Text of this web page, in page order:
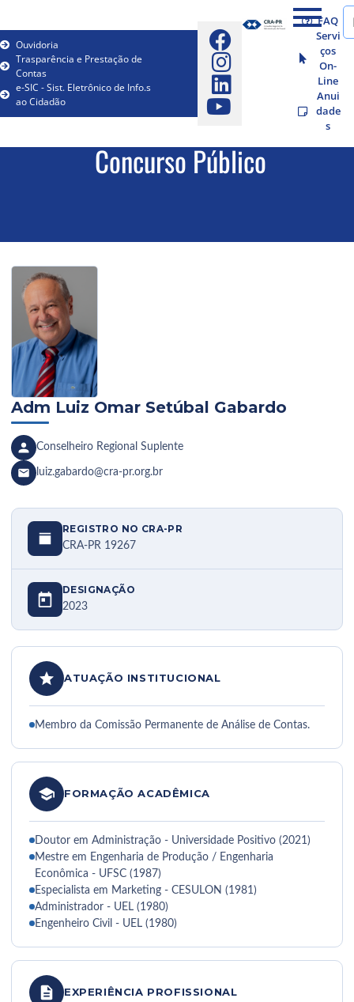
Ouvidoria
Trasparência e Prestação de
Contas
e-SIC - Sist. Eletrônico de Info.s
ao Cidadão
FAQ
Servi
ços
On-
Line
Anui
dade
s
Concurso Público
Adm Luiz Omar Setúbal Gabardo
Conselheiro Regional Suplente
luiz.gabardo@cra-pr.org.br
REGISTRO NO CRA-PR
CRA-PR 19267
DESIGNAÇÃO
2023
ATUAÇÃO INSTITUCIONAL
Membro da Comissão Permanente de Análise de Contas.
FORMAÇÃO ACADÊMICA
Doutor em Administração - Universidade Positivo (2021)
Mestre em Engenharia de Produção / Engenharia
Econômica - UFSC (1987)
Especialista em Marketing - CESULON (1981)
Administrador - UEL (1980)
Engenheiro Civil - UEL (1980)
EXPERIÊNCIA PROFISSIONAL